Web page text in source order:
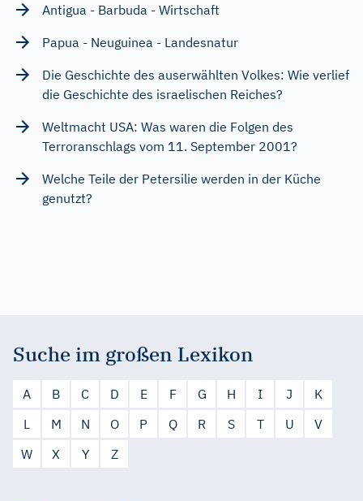
Antigua - Barbuda - Wirtschaft
Papua - Neuguinea - Landesnatur
Die Geschichte des auserwählten Volkes: Wie verlief
die Geschichte des israelischen Reiches?
Weltmacht USA: Was waren die Folgen des
Terroranschlags vom 11. September 2001?
Welche Teile der Petersilie werden in der Küche
genutzt?
Suche im großen Lexikon
A B C D E F G H I J
K
L
M N O P Q R S T U
V
W
X Y Z